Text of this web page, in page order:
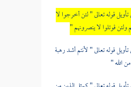
تأويل قوله تعالى " لئن أخرجوا لا
قوتلوا لا ينصرونهم "
قوله تعالى " لأنتم أشد رهبة
الله "